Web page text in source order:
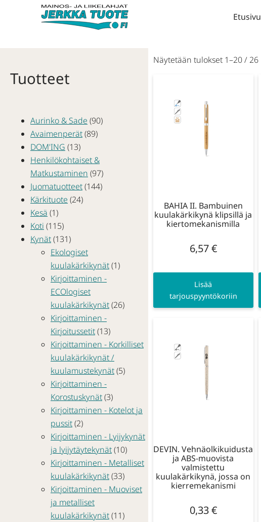
Etusivu
Tuotteet
Aurinko & Sade (90)
Avaimenperät(89)
DOM'ING (13)
Henkilökohtaiset &
Matkustaminen (97)
Juomatuotteet(144)
Kärkituote (24)
Kesä (1)
Koti (115)
Kynät(131)
Ekologiset
kuulakärkikynät(1)
Kirjoittaminen -
ECOlogiset
kuulakärkikynät(26)
Kirjoittaminen -
Kirjoitussetit(13)
Kirjoittaminen - Korkilliset
kuulakärkikynät /
kuulamustekynät(5)
Kirjoittaminen -
Korostuskynät(3)
Kirjoittaminen - Kotelot ja
pussit(2)
Kirjoittaminen - Lyijykynät
ja lyijytäytekynät(10)
Kirjoittaminen - Metalliset
kuulakärkikynät(33)
Kirjoittaminen - Muoviset
ja metalliset
kuulakärkikynät(11)
Näytetään tulokset 1–20 / 26
BAHIA II. Bambuinen
kuulakärkikynä klipsillä ja
kiertomekanismilla
6,57€
Lisää
tarjouspyyntökoriin
DEVIN. Vehnäolkikuidusta
ja ABS-muovista
valmistettu
kuulakärkikynä, jossa on
kierremekanismi
0,33€